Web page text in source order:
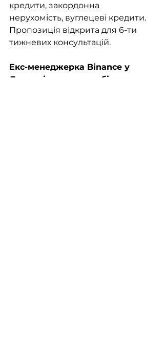
кредити, закордонна
нерухомість, вуглецеві кредити.
Пропозиція відкрита для 6-ти
тижневих консультацій.
Екс-менеджерка Binance у
Лондоні донесла на біржу за